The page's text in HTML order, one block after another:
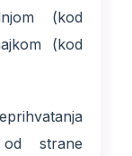
(kod
(kod
od strane